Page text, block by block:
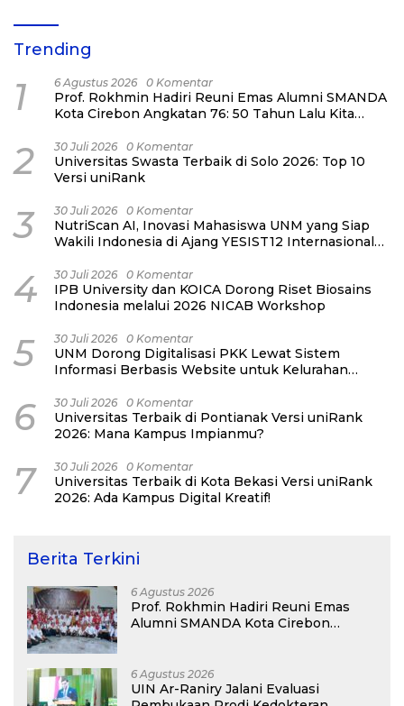
Trending
1 6 Agustus 2026 0 Komentar
Prof. Rokhmin Hadiri Reuni Emas Alumni SMANDA
Kota Cirebon Angkatan 76: 50 Tahun Lalu Kita
2 30 Juli 2026 0 Komentar
Universitas Swasta Terbaik di Solo 2026: Top 10
Versi uniRank
3 30 Juli 2026 0 Komentar
NutriScan AI, Inovasi Mahasiswa UNM yang Siap
Wakili Indonesia di Ajang YESIST12 Internasional
4 30 Juli 2026 0 Komentar
IPB University dan KOICA Dorong Riset Biosains
Indonesia melalui 2026 NICAB Workshop
5 30 Juli 2026 0 Komentar
UNM Dorong Digitalisasi PKK Lewat Sistem
Informasi Berbasis Website untuk Kelurahan
6 30 Juli 2026 0 Komentar
Universitas Terbaik di Pontianak Versi uniRank
2026: Mana Kampus Impianmu?
7 30 Juli 2026 0 Komentar
Universitas Terbaik di Kota Bekasi Versi uniRank
2026: Ada Kampus Digital Kreatif!
Berita Terkini
6 Agustus 2026
Prof. Rokhmin Hadiri Reuni Emas
Alumni SMANDA Kota Cirebon
6 Agustus 2026
UIN Ar-Raniry Jalani Evaluasi